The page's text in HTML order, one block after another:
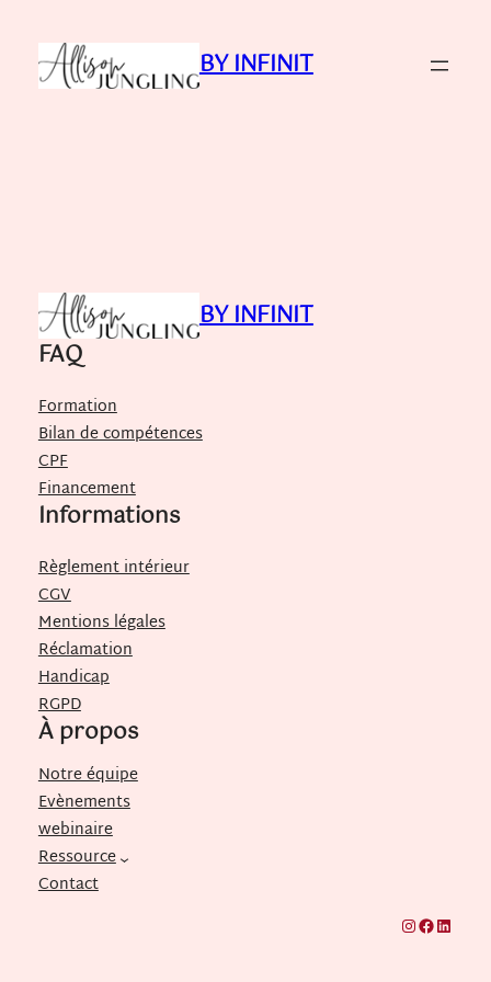
contenu
BY INFINIT
BY INFINIT
FAQ
Formation
Bilan de compétences
CPF
Financement
Informations
Règlement intérieur
CGV
Mentions légales
Réclamation
Handicap
RGPD
À propos
Notre équipe
Evènements
webinaire
Ressource
Contact
InstagramFacebook LinkedIn